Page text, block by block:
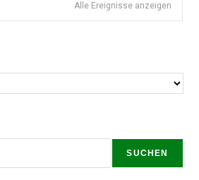
Alle Ereignisse anzeigen
SUCHEN